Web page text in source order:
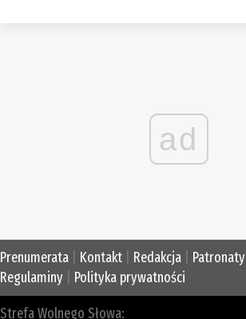
ad
Prenumerata Kontakt Redakcja Patronaty
Regulaminy
Polityka prywatności
Strefa Wolnego Słowa: